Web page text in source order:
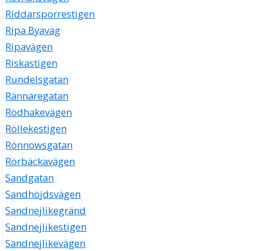
Riddarsporrestigen
Ripa Byaväg
Ripavägen
Riskastigen
Rundelsgatan
Rännaregatan
Rödhakevägen
Röllekestigen
Rönnowsgatan
Rörbäckavägen
Sandgatan
Sandhöjdsvägen
Sandnejlikegränd
Sandnejlikestigen
Sandnejlikevägen